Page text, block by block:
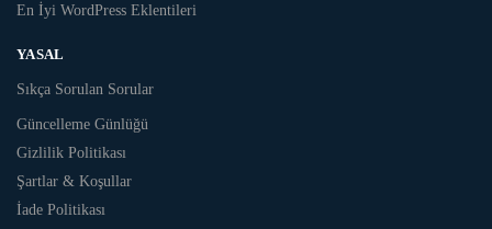
En İyi WordPress Eklentileri
YASAL
Sıkça Sorulan Sorular
Güncelleme Günlüğü
Gizlilik Politikası
Şartlar & Koşullar
İade Politikası